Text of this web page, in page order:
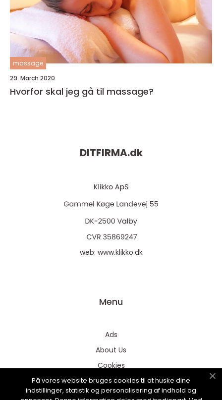
massage
29. March 2020
Hvorfor skal jeg gå til massage?
DITFIRMA.dk
web: www.klikko.dk
Menu
Ads
About Us
Cookies
Contact
Sitemap
På vores website bruges cookies til at huske dine
indstillinger, statistik og personalisering af indhold og